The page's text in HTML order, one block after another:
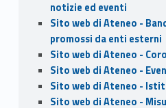
notizie ed eventi
Sito web di Ateneo -
promossi da enti esterni
Sito web di Ateneo -
Sito web di Ateneo -
Sito web di Ateneo -
Sito web di Ateneo -